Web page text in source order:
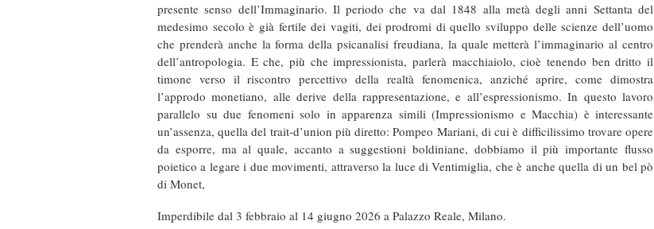
presente senso dell’Immaginario. Il periodo che va dal 1848 alla metà degli anni Settanta del
medesimo secolo è già fertile dei vagiti, dei prodromi di quello sviluppo delle scienze dell’uomo
che prenderà anche la forma della psicanalisi freudiana, la quale metterà l’immaginario al centro
dell’antropologia. E che, più che impressionista, parlerà macchiaiolo, cioè tenendo ben dritto il
timone verso il riscontro percettivo della realtà fenomenica, anziché aprire, come dimostra
l’approdo monetiano, alle derive della rappresentazione, e all’espressionismo. In questo lavoro
parallelo su due fenomeni solo in apparenza simili (Impressionismo e Macchia) è interessante
un’assenza, quella del trait-d’union più diretto: Pompeo Mariani, di cui è difficilissimo trovare opere
da esporre, ma al quale, accanto a suggestioni boldiniane, dobbiamo il più importante flusso
poietico a legare i due movimenti, attraverso la luce di Ventimiglia, che è anche quella di un bel pò
di Monet,
Imperdibile dal 3 febbraio al 14 giugno 2026 a Palazzo Reale, Milano.